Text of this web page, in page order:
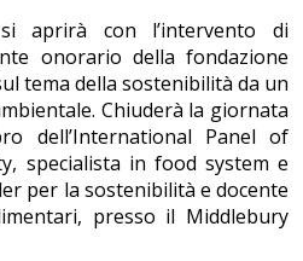
aprirà con l’intervento di
onorario della fondazione
tema della sostenibilità da un
Chiuderà la giornata
dell’International Panel of
specialista in food system e
per la sostenibilità e docente
presso il Middlebury